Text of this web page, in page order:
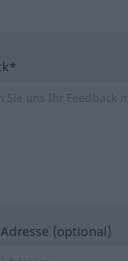
(optional)